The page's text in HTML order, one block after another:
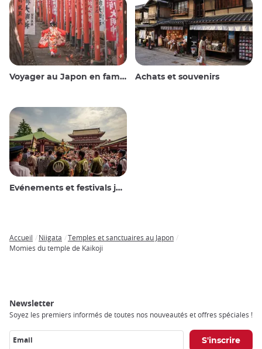
Voyager au Japon en famille Achats et souvenirs
Evénements et festivals japonais
Breadcrumb
Accueil Niigata
Temples et sanctuaires au Japon
Momies du temple de Kaikoji
Newsletter
Soyez les premiers informés de toutes nos nouveautés et offres spéciales !
Email